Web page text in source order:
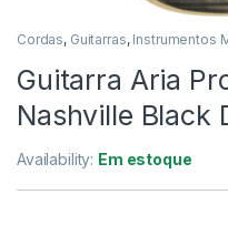
Cordas, Guitarras, Instrumentos
Guitarra Aria
Nashville Black
Availability: Em estoque